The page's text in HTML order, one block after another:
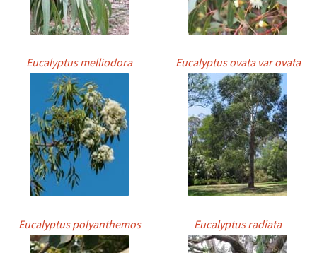
Eucalyptus melliodora Eucalyptus ovata var ovata
Eucalyptus polyanthemos Eucalyptus radiata